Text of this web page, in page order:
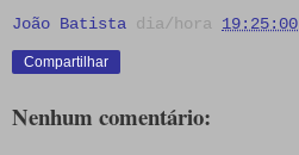
João Batista dia/hora 19:25:00
Compartilhar
Nenhum comentário: